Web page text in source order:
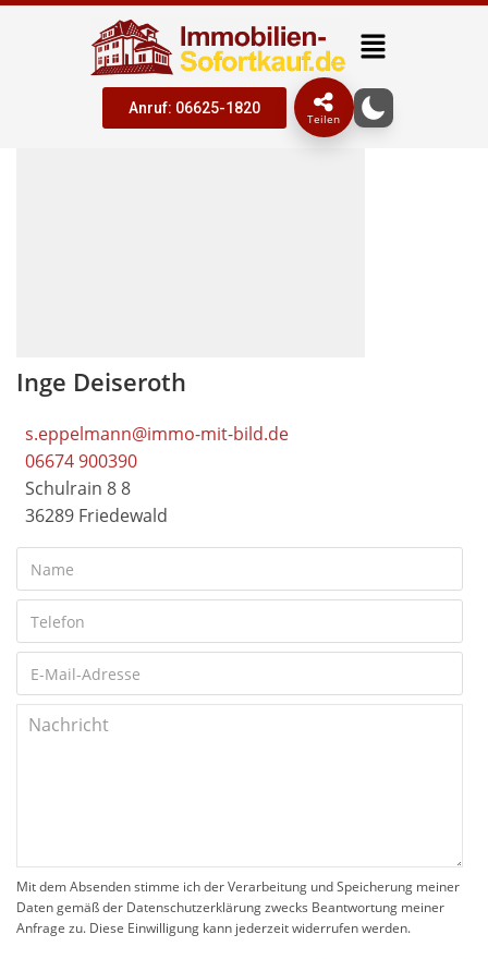
Anruf: 06625-1820
Teilen
Inge Deiseroth
s.eppelmann@immo-mit-bild.de
06674 900390
Schulrain 8 8
36289 Friedewald
Mit dem Absenden stimme ich der Verarbeitung und Speicherung meiner
Daten gemäß der Datenschutzerklärung zwecks Beantwortung meiner
Anfrage zu. Diese Einwilligung kann jederzeit widerrufen werden.